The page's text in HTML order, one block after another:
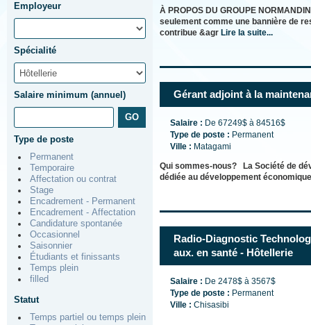
Employeur
Spécialité
Salaire minimum (annuel)
Type de poste
Permanent
Temporaire
Affectation ou contrat
Stage
Encadrement - Permanent
Encadrement - Affectation
Candidature spontanée
Occasionnel
Saisonnier
Étudiants et finissants
Temps plein
filled
Statut
Temps partiel ou temps plein
À PROPOS DU GROUPE
seulement comme une bannière de
contribue &agr Lire la suite...
Gérant adjoint à la
Salaire : De 67249$ à 84516$
Type de poste : Permanent
Ville : Matagami
Qui sommes-nous? La Société de
dédiée au développement
Radio-Diagnostic
aux. en santé - Hôtellerie
Salaire : De 2478$ à 3567$
Type de poste : Permanent
Ville : Chisasibi